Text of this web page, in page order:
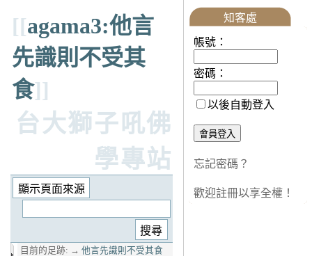
[[agama3:他言
先識則不受其
食]]
台大獅子吼佛
學專站
目前的足跡: → 他言先識則不受其食
知客處
帳號：
密碼：
以後自動登入
忘記密碼？
歡迎註冊以享全權！